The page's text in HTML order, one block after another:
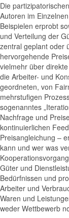
Die
Autoren im
Beispielen erprobt
und Verteilung der
zentral geplant oder
hervorgehende
vielmehr über
die Arbeiter- und
geordneten, von
mehrstufigen
sogenanntes
Nachfrage und
kontinuierlichen
Preisangleichung –
kann und wer was
Güter und
Bedürfnissen und
Arbeiter und
Waren und
weder Wettbewerb